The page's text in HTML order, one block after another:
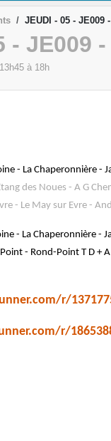
JEUDI - 05 - JE009
- JE009
à 18h
- La Chaperonnière -
des Noues - A G
- Le May sur Evre -
- La Chaperonnière -
- Rond-Point T D +
r/
r/